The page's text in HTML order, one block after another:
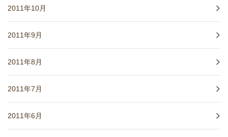
2011年10月
2011年9月
2011年8月
2011年7月
2011年6月